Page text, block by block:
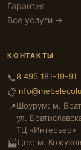
Гарантия
Все услуги →
КОНТАКТЫ
📞8 495 181-19-91
📋
📍Шоурум: м.
ул.
ТЦ «Интерьер»
🏭Цех: м.